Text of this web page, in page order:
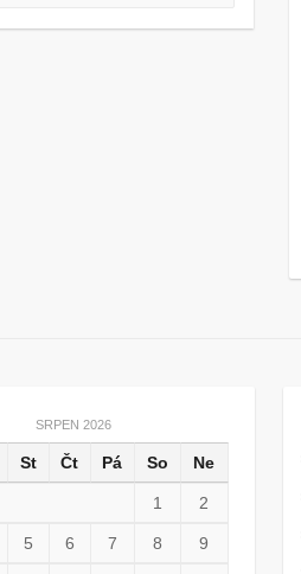
SRPEN 2026
St Čt Pá So Ne
1 2
5 6 7 8 9